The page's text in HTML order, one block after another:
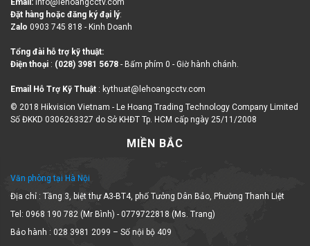
Đặt hàng hoặc đăng ký đại lý:
Zalo 0903 745 818 - Kinh Doanh
Điện thoại:(028) 3981 5678
Số ĐKKD 0306263327 do Sở KHĐT Tp. HCM cấp ngày 25/11/2008
MIỀN BẮC
Văn phòng tại Hà Nội
Địa chỉ : Tầng 3, biệt thự A3-BT4, phố Tưởng Dân Bảo, Phường Thanh Liệt
Tel: 0968 190 782 (Mr Bình) - 0779722818 (Ms. Trang)
Bảo hành : 028 3981 2099 – Số nội bộ 409